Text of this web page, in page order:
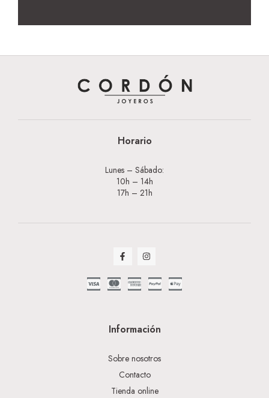
Horario
Lunes – Sábado:
10h – 14h
17h – 21h
Información
Sobre nosotros
Contacto
Tienda online